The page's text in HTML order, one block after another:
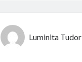
Luminita Tudor